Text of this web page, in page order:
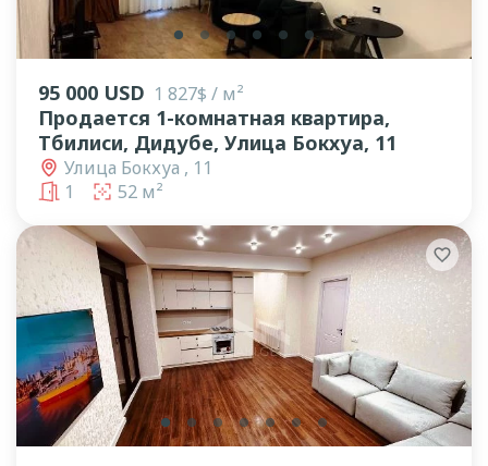
lens lens lens lens lens lens
95 000 USD 1 827$ / м²
Продается 1-комнатная квартира,
Тбилиси, Дидубе, Улица Бокхуа, 11
Улица Бокхуа , 11
1
52 м²
lens lens lens lens lens lens lens